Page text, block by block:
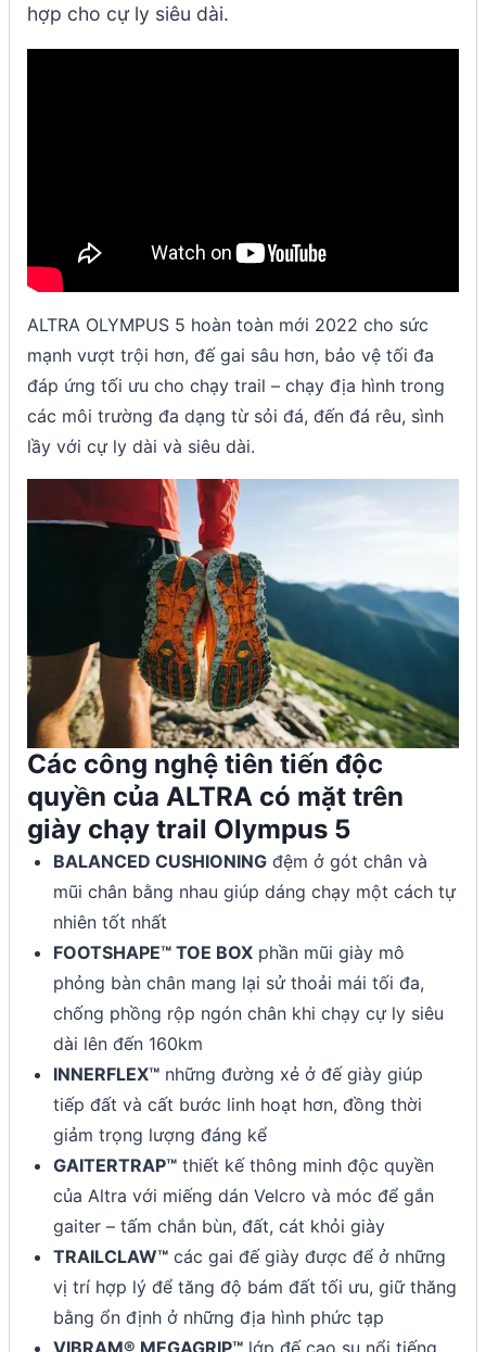
hợp cho cự ly siêu dài.
ALTRA OLYMPUS 5 hoàn toàn mới 2022 cho sức
mạnh vượt trội hơn, đế gai sâu hơn, bảo vệ tối đa
đáp ứng tối ưu cho chạy trail – chạy địa hình trong
các môi trường đa dạng từ sỏi đá, đến đá rêu, sình
lầy với cự ly dài và siêu dài.
Các công nghệ tiên tiến độc
quyền của ALTRA có mặt trên
giày chạy trail Olympus 5
BALANCED CUSHIONING đệm ở gót chân và
mũi chân bằng nhau giúp dáng chạy một cách tự
nhiên tốt nhất
FOOTSHAPE™ TOE BOX phần mũi giày mô
phỏng bàn chân mang lại sử thoải mái tối đa,
chống phồng rộp ngón chân khi chạy cự ly siêu
dài lên đến 160km
INNERFLEX™ những đường xẻ ở đế giày giúp
tiếp đất và cất bước linh hoạt hơn, đồng thời
giảm trọng lượng đáng kể
GAITERTRAP™ thiết kế thông minh độc quyền
của Altra với miếng dán Velcro và móc để gắn
gaiter – tấm chắn bùn, đất, cát khỏi giày
TRAILCLAW™ các gai đế giày được để ở những
vị trí hợp lý để tăng độ bám đất tối ưu, giữ thăng
bằng ổn định ở những địa hình phức tạp
VIBRAM® MEGAGRIP™ lớp đế cao su nổi tiếng